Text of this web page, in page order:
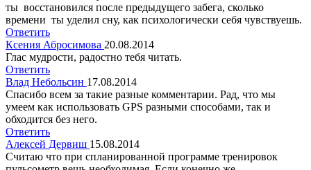
ты восстановился после предыдущего забега, сколько
времени ты уделил сну, как психологически себя чувствуешь.
Ответить
Ксения Абросимова 20.08.2014
Глас мудрости, радостно тебя читать.
Ответить
Влад Небольсин 17.08.2014
Спасибо всем за такие разные комментарии. Рад, что мы
умеем как использовать GPS разными способами, так и
обходится без него.
Ответить
Алексей Дервиш 15.08.2014
Считаю что при спланированной программе тренировок